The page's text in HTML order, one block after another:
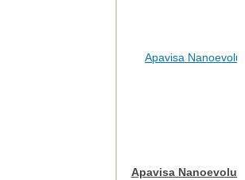
Apavisa